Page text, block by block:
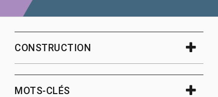
CONSTRUCTION
MOTS-CLÉS